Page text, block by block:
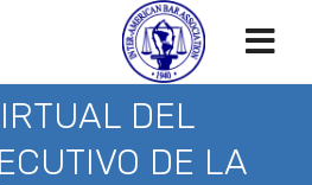
DEL
DE LA